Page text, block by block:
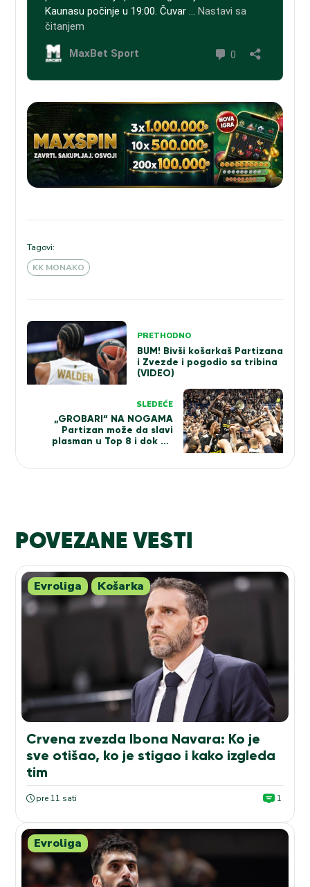
Tagovi:
KK MONAKO
Kretanje
članka
PRETHODNO
BUM! Bivši košarkaš Partizana
i Zvezde i pogodio sa tribina
(VIDEO)
SLEDEĆE
„GROBARI“ NA NOGAMA
Partizan može da slavi
plasman u Top 8 i dok ne
POVEZANE VESTI
Evroliga Košarka
Crvena zvezda Ibona Navara: Ko je
sve otišao, ko je stigao i kako izgleda
tim
pre 11 sati 1
Evroliga